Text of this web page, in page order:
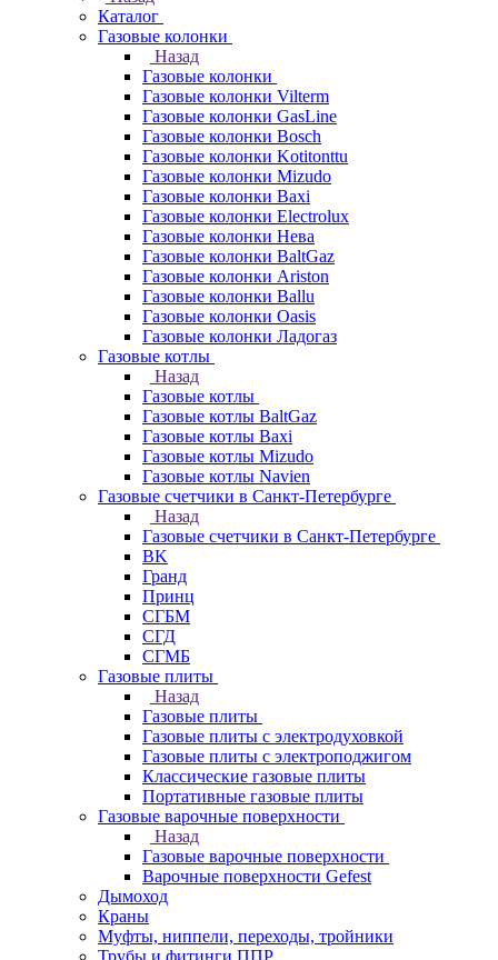
Каталог
Газовые колонки
Назад
Газовые колонки
Газовые колонки Vilterm
Газовые колонки GasLine
Газовые колонки Bosch
Газовые колонки Kotitonttu
Газовые колонки Mizudo
Газовые колонки Baxi
Газовые колонки Electrolux
Газовые колонки Нева
Газовые колонки BaltGaz
Газовые колонки Ariston
Газовые колонки Ballu
Газовые колонки Oasis
Газовые колонки Ладогаз
Газовые котлы
Назад
Газовые котлы
Газовые котлы BaltGaz
Газовые котлы Baxi
Газовые котлы Mizudo
Газовые котлы Navien
Газовые счетчики в Санкт-Петербурге
Назад
Газовые счетчики в Санкт-Петербурге
BK
Гранд
Принц
СГБМ
СГД
СГМБ
Газовые плиты
Назад
Газовые плиты
Газовые плиты с электродуховкой
Газовые плиты с электроподжигом
Классические газовые плиты
Портативные газовые плиты
Газовые варочные поверхности
Назад
Газовые варочные поверхности
Варочные поверхности Gefest
Дымоход
Краны
Муфты, ниппели, переходы, тройники
Трубы и фитинги ППР